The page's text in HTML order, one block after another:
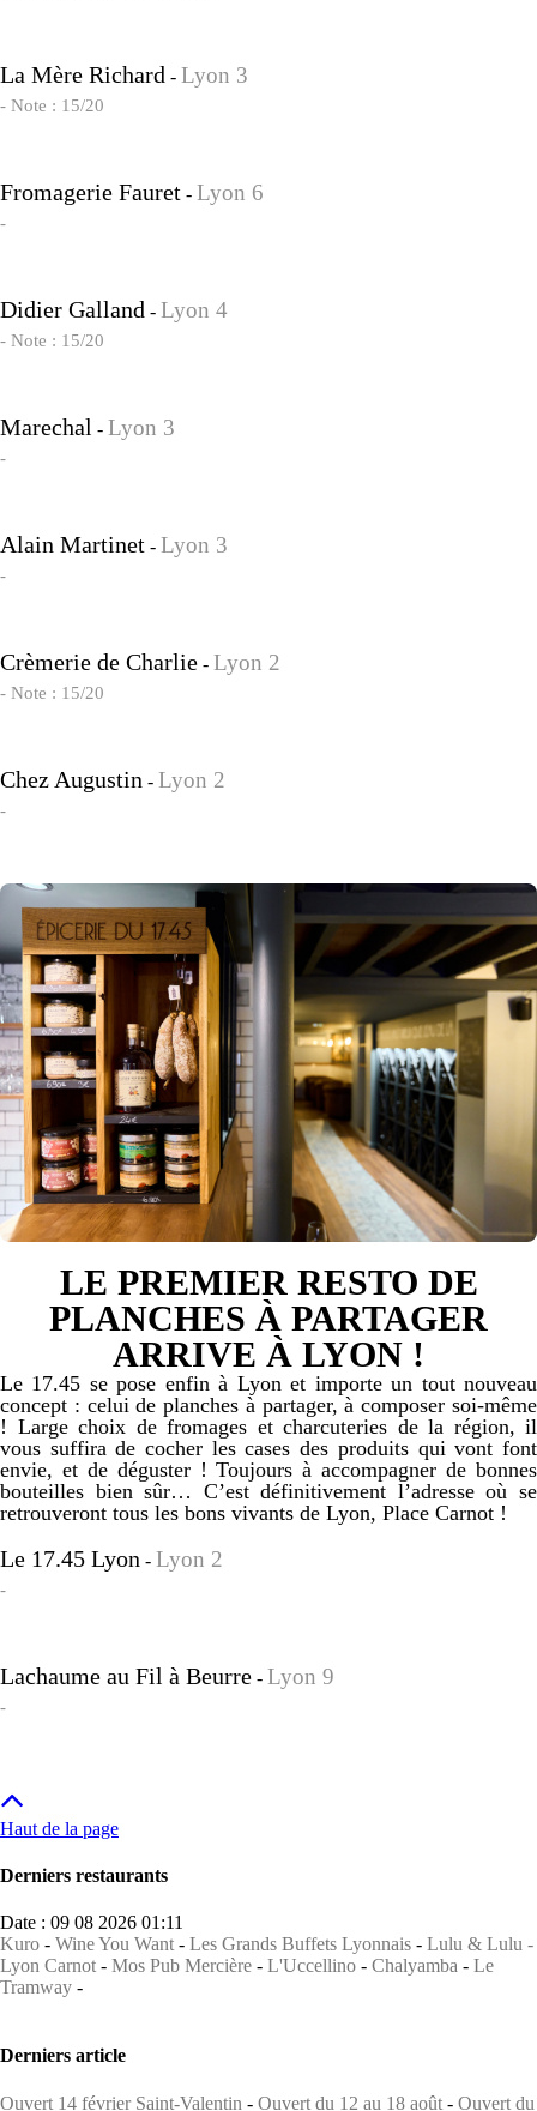
La Mère Richard - Lyon 3
- Note : 15/20
Fromagerie Fauret - Lyon 6
-
Didier Galland - Lyon 4
- Note : 15/20
Marechal - Lyon 3
-
Alain Martinet - Lyon 3
-
Crèmerie de Charlie - Lyon 2
- Note : 15/20
Chez Augustin - Lyon 2
-
LE PREMIER RESTO DE
PLANCHES À PARTAGER
ARRIVE À LYON !
Le 17.45 se pose enfin à Lyon et importe un tout nouveau
concept : celui de planches à partager, à composer soi-même
! Large choix de fromages et charcuteries de la région, il
vous suffira de cocher les cases des produits qui vont font
envie, et de déguster ! Toujours à accompagner de bonnes
bouteilles bien sûr… C’est définitivement l’adresse où se
retrouveront tous les bons vivants de Lyon, Place Carnot !
Le 17.45 Lyon - Lyon 2
-
Lachaume au Fil à Beurre - Lyon 9
-
Haut de la page
Derniers restaurants
Date : 09 08 2026 01:11
Kuro - Wine You Want - Les Grands Buffets Lyonnais - Lulu & Lulu -
Lyon Carnot - Mos Pub Mercière - L'Uccellino - Chalyamba - Le
Tramway -
Derniers article
Ouvert 14 février Saint-Valentin - Ouvert du 12 au 18 août - Ouvert du